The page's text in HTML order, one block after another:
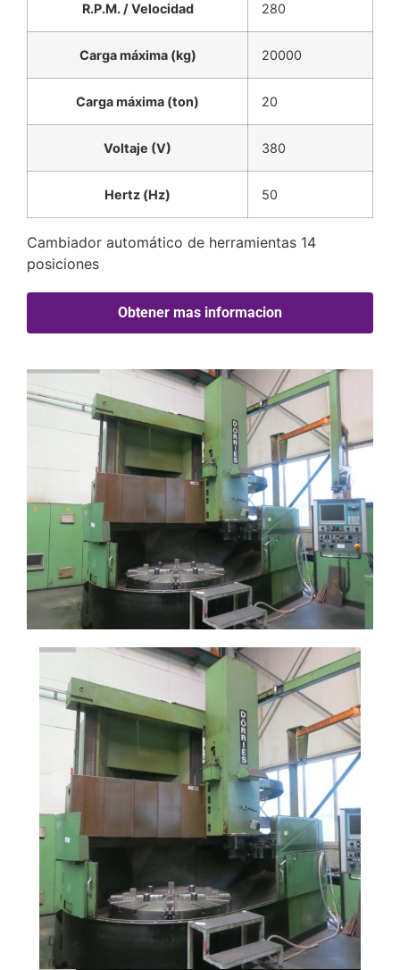
R.P.M. / Velocidad 280
Carga máxima (kg) 20000
Carga máxima (ton) 20
Voltaje (V) 380
Hertz (Hz) 50
Cambiador automático de herramientas 14
posiciones
Obtener mas informacion